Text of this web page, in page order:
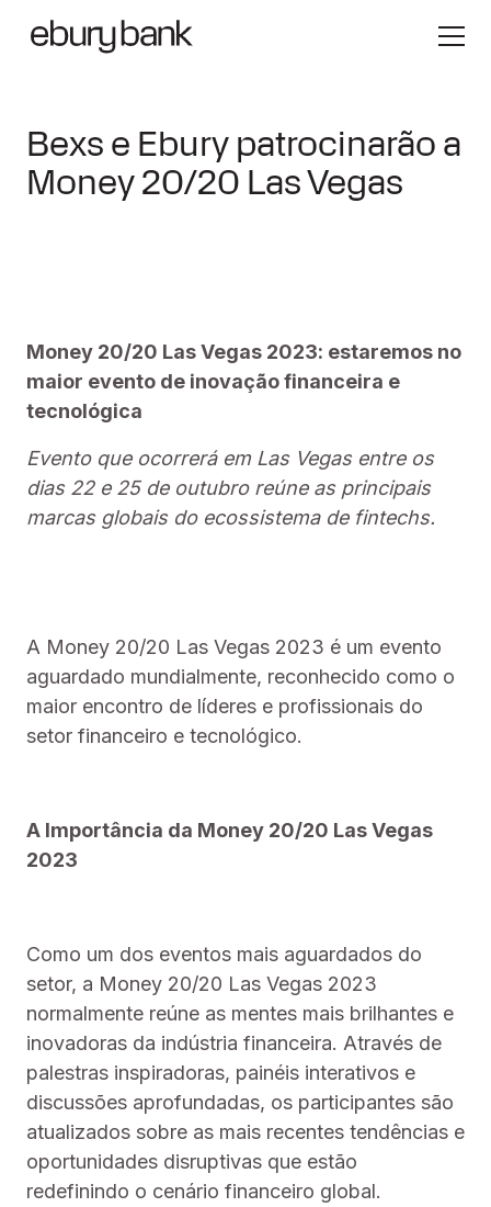
Bexs e Ebury patrocinarão a
Money 20/20 Las Vegas
Money 20/20 Las Vegas 2023: estaremos no
maior evento de inovação financeira e
tecnológica
Evento que ocorrerá em Las Vegas entre os
dias 22 e 25 de outubro reúne as principais
marcas globais do ecossistema de fintechs.
A Money 20/20 Las Vegas 2023 é um evento
aguardado mundialmente, reconhecido como o
maior encontro de líderes e profissionais do
setor financeiro e tecnológico.
A Importância da Money 20/20 Las Vegas
2023
Como um dos eventos mais aguardados do
setor, a Money 20/20 Las Vegas 2023
normalmente reúne as mentes mais brilhantes e
inovadoras da indústria financeira. Através de
palestras inspiradoras, painéis interativos e
discussões aprofundadas, os participantes são
atualizados sobre as mais recentes tendências e
oportunidades disruptivas que estão
redefinindo o cenário financeiro global.